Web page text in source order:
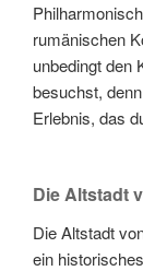
rumänischen
unbedingt den
besuchst,
Erlebnis, das
Die Altstadt
Die Altstadt
ein